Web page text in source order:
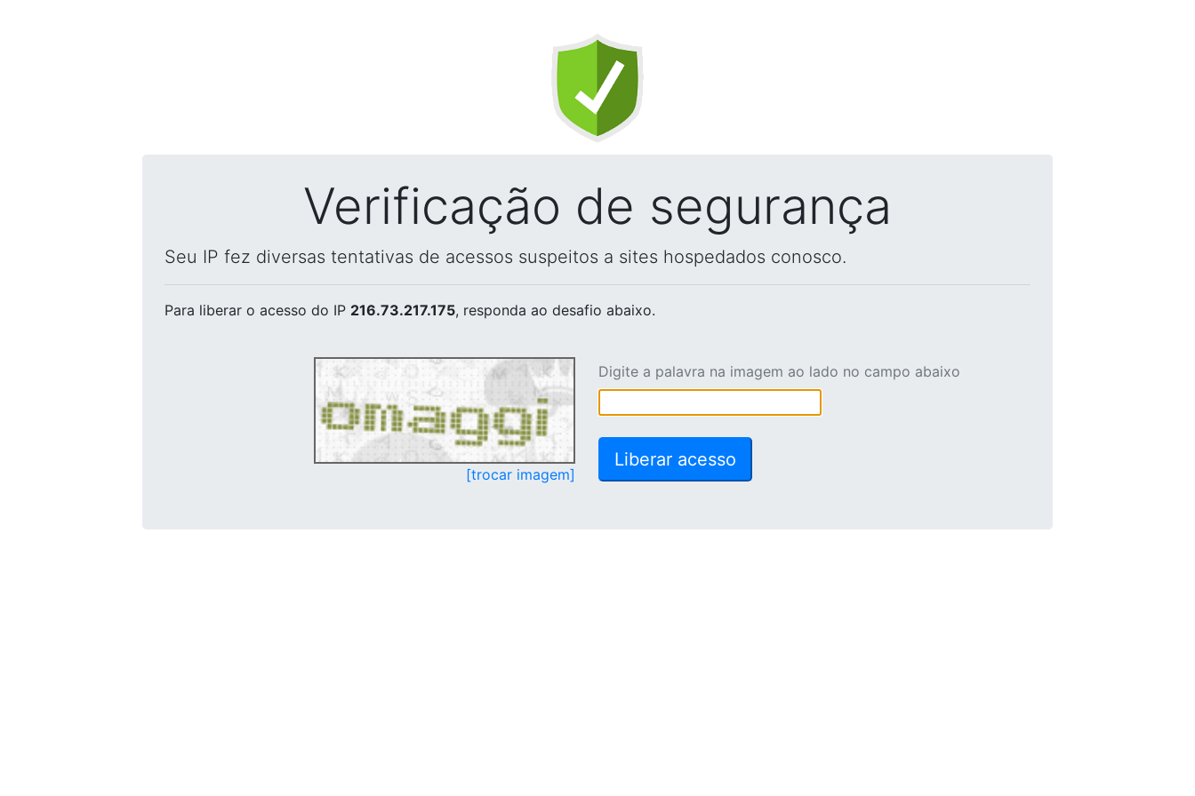
Verificação de segurança
Seu IP fez diversas tentativas de acessos suspeitos a sites hospedados conosco.
Para liberar o acesso do IP 216.73.217.175, responda ao desafio abaixo.
[trocar imagem]
Digite a palavra na imagem ao lado no campo abaixo